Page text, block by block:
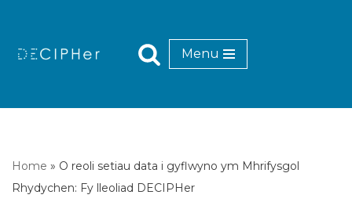
Menu
Home » O reoli setiau data i gyflwyno ym Mhrifysgol
Rhydychen: Fy lleoliad DECIPHer